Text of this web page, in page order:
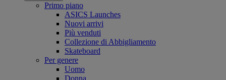
Primo piano
ASICS Launches
Nuovi arrivi
Più venduti
Collezione di Abbigliamento
Skateboard
Per genere
Uomo
Donna